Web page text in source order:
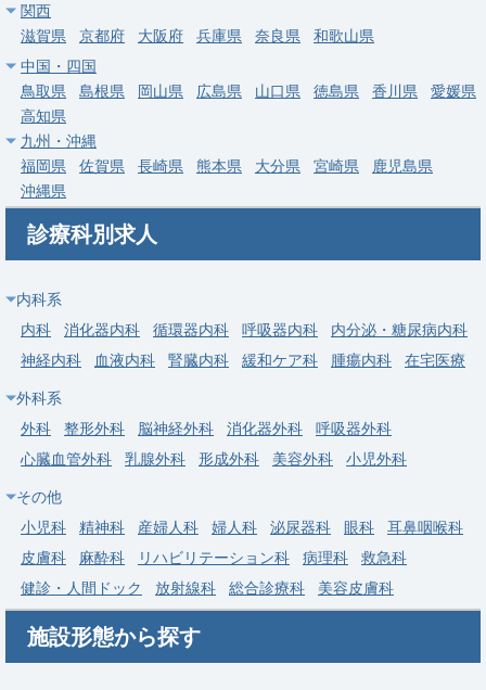
俸1,300～2,000万円、当直なし可、週4日相談可。
求人病院名
募集科目 内科 消化器内科
勤務地
給与 年収 1,300万円 ～ 2,000万円
常勤
福島/二本松のJCHO2次救急一般病院。一般内科医急募（外科・
円。
求人病院名
独立行政法人地域医療機能推進機構 二本松病院
給与 年収 1,000万円 ～ 1,500万円
常勤
福島喜多方の老健90床。施設長（内科）募集、週4日～可、年俸
1,000～1,500万円、住宅・赴任手当充実。体制強化！
医療法人佐原病院 介護老人保健施設 ケアホームや
まと
関西
滋賀県
京都府 大阪府 兵庫県 奈良県
和歌山県
中国・四国
鳥取県
島根県 岡山県 広島県 山口県 徳島県 香川県
愛媛県
高知県
九州・沖縄
福岡県
佐賀県 長崎県 熊本県 大分県 宮崎県
鹿児島県
沖縄県
診療科別求人
内科系
内科
消化器内科 循環器内科 呼吸器内科
内分泌・糖尿病内科
神経内科
血液内科 腎臓内科 緩和ケア科 腫瘍内科 在宅医療
外科系
外科
整形外科 脳神経外科 消化器外科
呼吸器外科
心臓血管外科
乳腺外科 形成外科 美容外科 小児外科
その他
小児科
精神科 産婦人科 婦人科 泌尿器科 眼科
耳鼻咽喉科
皮膚科
麻酔科 リハビリテーション科 病理科
救急科
健診・人間ドック
放射線科 総合診療科 美容皮膚科
施設形態から探す